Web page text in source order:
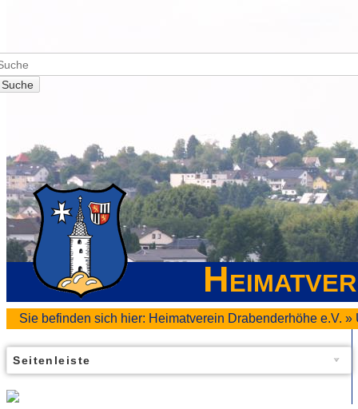
Suche
Sie befinden sich hier: Heimatverein Drabenderhöhe e.V. »
Seitenleiste